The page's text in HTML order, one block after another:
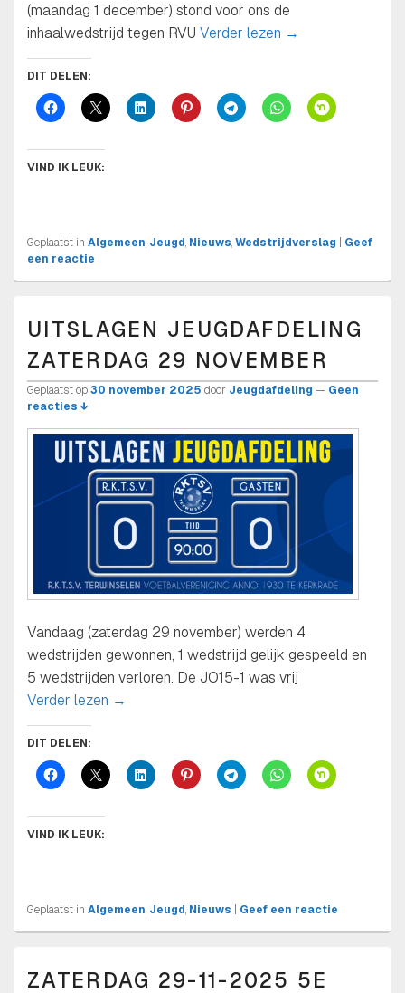
(maandag 1 december) stond voor ons de
inhaalwedstrijd tegen RVU Verder lezen “Kämpfen und
→
DIT DELEN:
VIND IK LEUK:
Geplaatst in Algemeen, Jeugd, Nieuws,Wedstrijdverslag
Geef
een reactie
UITSLAGEN JEUGDAFDELING
ZATERDAG 29 NOVEMBER
Geplaatst op30 november 2025 door Jeugdafdeling — Geen
reacties ↓
Vandaag (zaterdag 29 november) werden 4
wedstrijden gewonnen, 1 wedstrijd gelijk gespeeld en
5 wedstrijden verloren. De JO15-1 was vrij
Verder lezen Uitslagen jeugdafdeling zaterdag 29
→
DIT DELEN:
VIND IK LEUK:
Geplaatst in Algemeen, Jeugd, Nieuws Geef een reactie
ZATERDAG 29-11-2025 5E